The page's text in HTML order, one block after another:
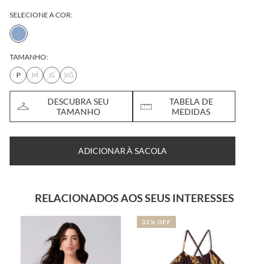
SELECIONE A COR:
TAMANHO:
P
M G XG
DESCUBRA SEU
TAMANHO
TABELA DE
MEDIDAS
ADICIONAR À SACOLA
RELACIONADOS AOS SEUS INTERESSES
32% OFF